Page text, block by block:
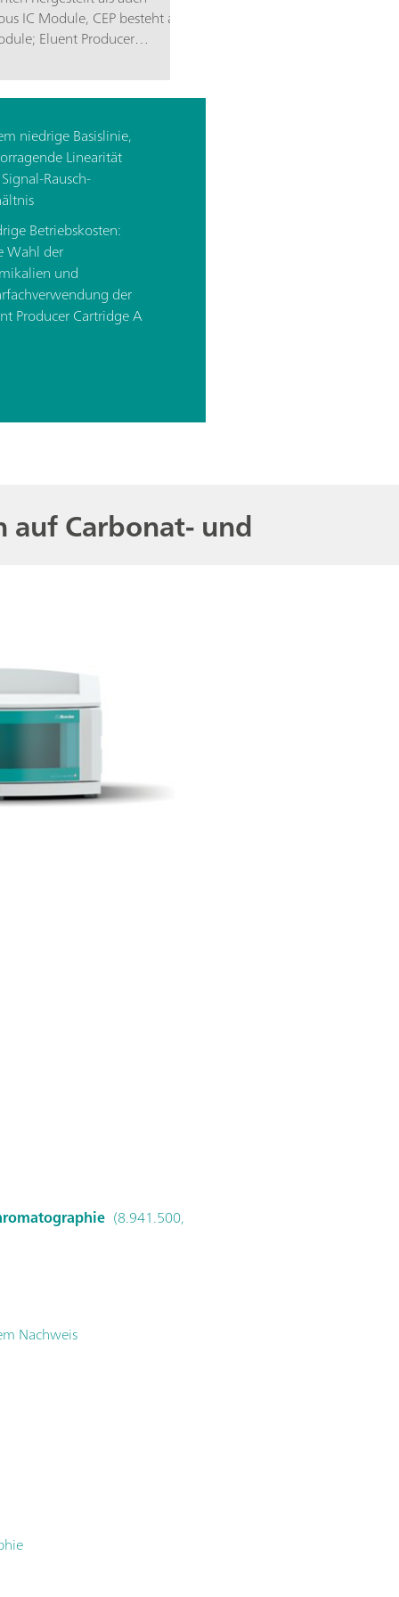
IC Module, CEP besteht aus
niedrige Basislinie,
Linearität
Rausch-
Betriebskosten:
Wahl der
und
der
Producer Cartridge A
auf Carbonat- und
(8.941.500,
Nachweis